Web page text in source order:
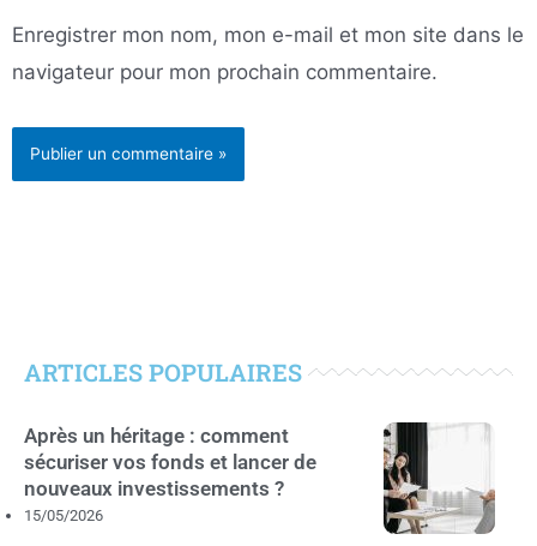
Enregistrer mon nom, mon e-mail et mon site dans le
navigateur pour mon prochain commentaire.
ARTICLES POPULAIRES
Après un héritage : comment
sécuriser vos fonds et lancer de
nouveaux investissements ?
15/05/2026